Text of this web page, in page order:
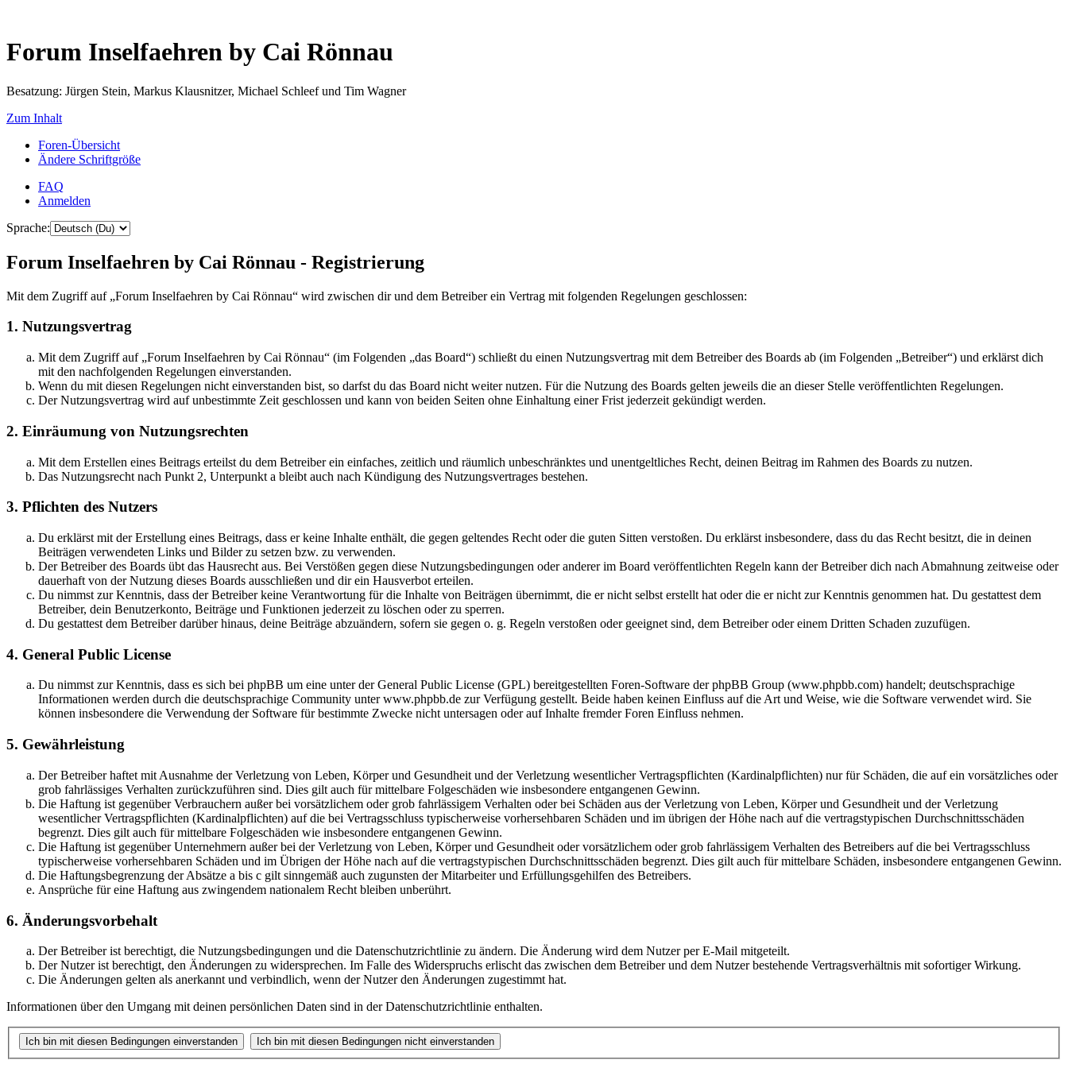
Forum Inselfaehren by Cai Rönnau
Besatzung: Jürgen Stein, Markus Klausnitzer, Michael Schleef und Tim Wagner
Zum Inhalt
Foren-Übersicht
Ändere Schriftgröße
FAQ
Anmelden
Sprache:
Forum Inselfaehren by Cai Rönnau - Registrierung
Mit dem Zugriff auf „Forum Inselfaehren by Cai Rönnau“ wird zwischen dir und dem Betreiber ein Vertrag mit folgenden Regelungen geschlossen:
1. Nutzungsvertrag
Mit dem Zugriff auf „Forum Inselfaehren by Cai Rönnau“ (im Folgenden „das Board“) schließt du einen Nutzungsvertrag mit dem Betreiber des Boards ab (im Folgenden „Betreiber“) und erklärst dich
mit den nachfolgenden Regelungen einverstanden.
Wenn du mit diesen Regelungen nicht einverstanden bist, so darfst du das Board nicht weiter nutzen. Für die Nutzung des Boards gelten jeweils die an dieser Stelle veröffentlichten Regelungen.
Der Nutzungsvertrag wird auf unbestimmte Zeit geschlossen und kann von beiden Seiten ohne Einhaltung einer Frist jederzeit gekündigt werden.
2. Einräumung von Nutzungsrechten
Mit dem Erstellen eines Beitrags erteilst du dem Betreiber ein einfaches, zeitlich und räumlich unbeschränktes und unentgeltliches Recht, deinen Beitrag im Rahmen des Boards zu nutzen.
Das Nutzungsrecht nach Punkt 2, Unterpunkt a bleibt auch nach Kündigung des Nutzungsvertrages bestehen.
3. Pflichten des Nutzers
Du erklärst mit der Erstellung eines Beitrags, dass er keine Inhalte enthält, die gegen geltendes Recht oder die guten Sitten verstoßen. Du erklärst insbesondere, dass du das Recht besitzt, die in deinen
Beiträgen verwendeten Links und Bilder zu setzen bzw. zu verwenden.
Der Betreiber des Boards übt das Hausrecht aus. Bei Verstößen gegen diese Nutzungsbedingungen oder anderer im Board veröffentlichten Regeln kann der Betreiber dich nach Abmahnung zeitweise oder
dauerhaft von der Nutzung dieses Boards ausschließen und dir ein Hausverbot erteilen.
Du nimmst zur Kenntnis, dass der Betreiber keine Verantwortung für die Inhalte von Beiträgen übernimmt, die er nicht selbst erstellt hat oder die er nicht zur Kenntnis genommen hat. Du gestattest dem
Betreiber, dein Benutzerkonto, Beiträge und Funktionen jederzeit zu löschen oder zu sperren.
Du gestattest dem Betreiber darüber hinaus, deine Beiträge abzuändern, sofern sie gegen o. g. Regeln verstoßen oder geeignet sind, dem Betreiber oder einem Dritten Schaden zuzufügen.
4. General Public License
Du nimmst zur Kenntnis, dass es sich bei phpBB um eine unter der General Public License (GPL) bereitgestellten Foren-Software der phpBB Group (www.phpbb.com) handelt; deutschsprachige
Informationen werden durch die deutschsprachige Community unter www.phpbb.de zur Verfügung gestellt. Beide haben keinen Einfluss auf die Art und Weise, wie die Software verwendet wird. Sie
können insbesondere die Verwendung der Software für bestimmte Zwecke nicht untersagen oder auf Inhalte fremder Foren Einfluss nehmen.
5. Gewährleistung
Der Betreiber haftet mit Ausnahme der Verletzung von Leben, Körper und Gesundheit und der Verletzung wesentlicher Vertragspflichten (Kardinalpflichten) nur für Schäden, die auf ein vorsätzliches oder
grob fahrlässiges Verhalten zurückzuführen sind. Dies gilt auch für mittelbare Folgeschäden wie insbesondere entgangenen Gewinn.
Die Haftung ist gegenüber Verbrauchern außer bei vorsätzlichem oder grob fahrlässigem Verhalten oder bei Schäden aus der Verletzung von Leben, Körper und Gesundheit und der Verletzung
wesentlicher Vertragspflichten (Kardinalpflichten) auf die bei Vertragsschluss typischerweise vorhersehbaren Schäden und im übrigen der Höhe nach auf die vertragstypischen Durchschnittsschäden
begrenzt. Dies gilt auch für mittelbare Folgeschäden wie insbesondere entgangenen Gewinn.
Die Haftung ist gegenüber Unternehmern außer bei der Verletzung von Leben, Körper und Gesundheit oder vorsätzlichem oder grob fahrlässigem Verhalten des Betreibers auf die bei Vertragsschluss
typischerweise vorhersehbaren Schäden und im Übrigen der Höhe nach auf die vertragstypischen Durchschnittsschäden begrenzt. Dies gilt auch für mittelbare Schäden, insbesondere entgangenen Gewinn.
Die Haftungsbegrenzung der Absätze a bis c gilt sinngemäß auch zugunsten der Mitarbeiter und Erfüllungsgehilfen des Betreibers.
Ansprüche für eine Haftung aus zwingendem nationalem Recht bleiben unberührt.
6. Änderungsvorbehalt
Der Betreiber ist berechtigt, die Nutzungsbedingungen und die Datenschutzrichtlinie zu ändern. Die Änderung wird dem Nutzer per E-Mail mitgeteilt.
Der Nutzer ist berechtigt, den Änderungen zu widersprechen. Im Falle des Widerspruchs erlischt das zwischen dem Betreiber und dem Nutzer bestehende Vertragsverhältnis mit sofortiger Wirkung.
Die Änderungen gelten als anerkannt und verbindlich, wenn der Nutzer den Änderungen zugestimmt hat.
Informationen über den Umgang mit deinen persönlichen Daten sind in der Datenschutzrichtlinie enthalten.